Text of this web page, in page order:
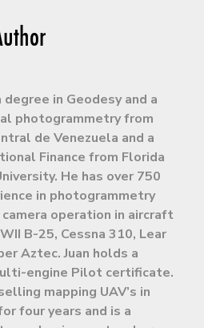
degree in Geodesy and a
photogrammetry from
de Venezuela and a
Finance from Florida
He has over 750
in photogrammetry
operation in aircraft
B-25, Cessna 310, Lear
Aztec. Juan holds a
engine Pilot certificate.
mapping UAV’s in
four years and is a